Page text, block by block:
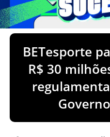
BETesporte
R$ 30